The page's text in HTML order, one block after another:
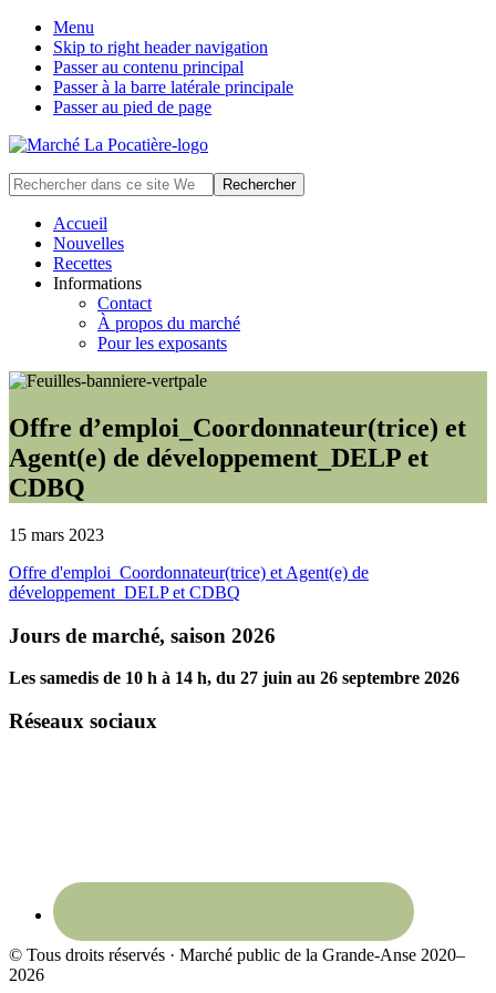
Menu
Skip to right header navigation
Passer au contenu principal
Passer à la barre latérale principale
Passer au pied de page
Marché
public
situé
Pocatière
Rechercher
dans
Web
Accueil
Nouvelles
Recettes
Informations
Contact
À propos du marché
Pour les exposants
Offre d’emploi_Coordonnateur(trice) et
Agent(e) de développement_DELP et
CDBQ
15 mars 2023
Offre d'emploi_Coordonnateur(trice) et Agent(e) de
développement_DELP et CDBQ
Footer
Jours de marché, saison 2026
Les samedis de 10 h à 14 h, du 27 juin au 26 septembre 2026
Réseaux sociaux
© Tous droits réservés · Marché public de la Grande-Anse 2020–
2026